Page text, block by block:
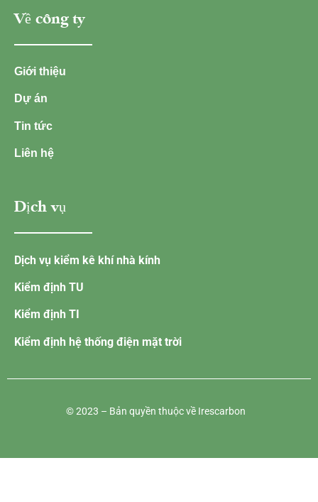
Về công ty
Giới thiệu
Dự án
Tin tức
Liên hệ
Dịch vụ
Dịch vụ kiểm kê khí nhà kính
Kiểm định TU
Kiểm định TI
Kiểm định hệ thống điện mặt trời
© 2023 – Bản quyền thuộc về Irescarbon